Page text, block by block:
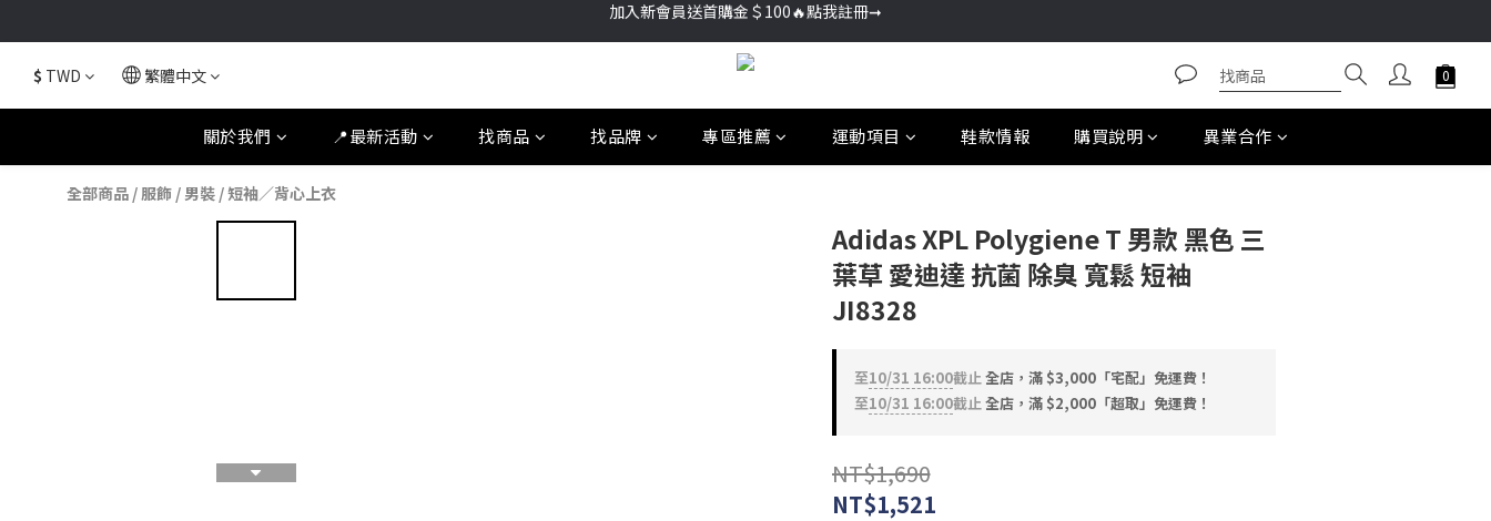
加入新會員送首購金＄100🔥點我註冊➞
🚚超商取貨滿＄2000免運／宅配滿＄3000免運
$ TWD 繁體中文
關於我們 📍最新活動 找商品 找品牌 專區推薦 運動項目 鞋款情報 購買說明 異業合作
全部商品 /服飾 / 男裝 /短袖／背心上衣
Adidas XPL Polygiene T 男款 黑色 三
葉草 愛迪達 抗菌 除臭 寬鬆 短袖
JI8328
至10/31 16:00截止全店，滿 $3,000「宅配」免運費！
至10/31 16:00截止全店，滿 $2,000「超取」免運費！
NT$1,690
NT$1,521